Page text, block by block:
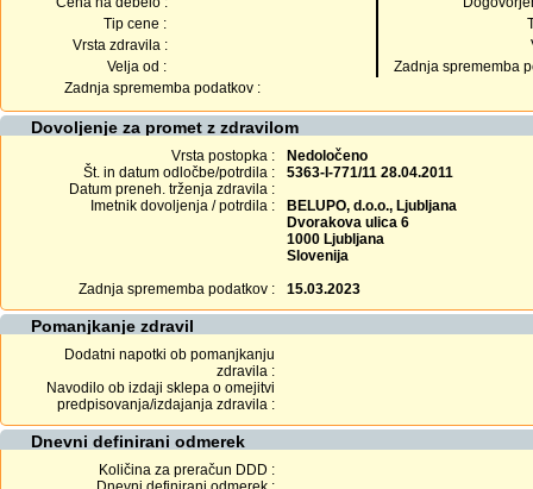
Tip cene :
Vrsta zdravila :
Velja od :
Zadnja sprememba
Zadnja sprememba podatkov :
Dovoljenje za promet z zdravilom
Vrsta postopka :
Nedoločeno
Št. in datum odločbe/potrdila :
5363-I-771/11 28.04.2011
Datum preneh. trženja zdravila :
Imetnik dovoljenja / potrdila :
BELUPO, d.o.o., Ljubljana
Dvorakova ulica 6
1000 Ljubljana
Slovenija
Zadnja sprememba podatkov :
15.03.2023
Pomanjkanje zdravil
Dodatni napotki ob pomanjkanju
zdravila :
Navodilo ob izdaji sklepa o omejitvi
predpisovanja/izdajanja zdravila :
Dnevni definirani odmerek
Količina za preračun DDD :